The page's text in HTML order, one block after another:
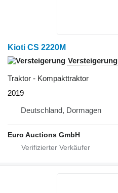
Kioti CS 2220M
Versteigerung
Traktor - Kompakttraktor
2019
Deutschland, Dormagen
Euro Auctions GmbH